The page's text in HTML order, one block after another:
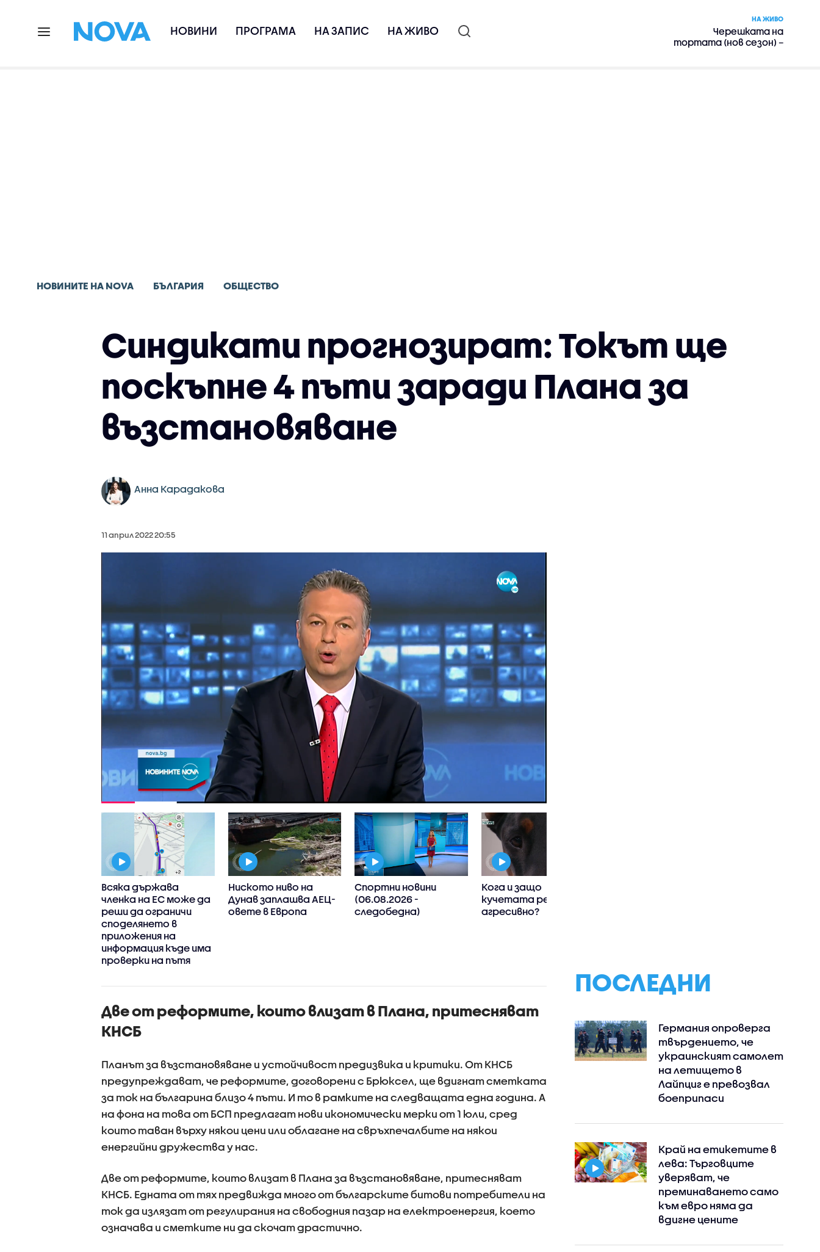
НОВИНИ ПРОГРАМА НА ЗАПИС НА ЖИВО
НА ЖИВО
Черешката на
тортата (нов сезон) –
НОВИНИТЕ НА NOVA БЪЛГАРИЯ ОБЩЕСТВО
Синдикати прогнозират: Токът ще
поскъпне 4 пъти заради Плана за
възстановяване
Анна Карадакова
11 април 2022 20:55
Всяка държава
членка на ЕС може да
реши да ограничи
споделянето в
приложения на
информация къде има
проверки на пътя
Ниското ниво на
Дунав заплашва АЕЦ-
овете в Европа
Спортни новини
(06.08.2026 -
следобедна)
Кога и защо
кучетата реагират
агресивно?
Две от реформите, които влизат в Плана, притесняват
КНСБ
Планът за възстановяване и устойчивост предизвика и критики. От КНСБ
предупреждават, че реформите, договорени с Брюксел, ще вдигнат сметката
за ток на българина близо 4 пъти. И то в рамките на следващата една година. А
на фона на това от БСП предлагат нови икономически мерки от 1 юли, сред
които таван върху някои цени или облагане на свръхпечалбите на някои
енергийни дружества у нас.
Две от реформите, които влизат в Плана за възстановяване, притесняват
КНСБ. Едната от тях предвижда много от българските битови потребители на
ток да излязат от регулирания на свободния пазар на електроенергия, което
означава и сметките ни да скочат драстично.
ПОСЛЕДНИ
Германия опроверга
твърдението, че
украинският самолет
на летището в
Лайпциг е превозвал
боеприпаси
Край на етикетите в
лева: Търговците
уверяват, че
преминаването само
към евро няма да
вдигне цените